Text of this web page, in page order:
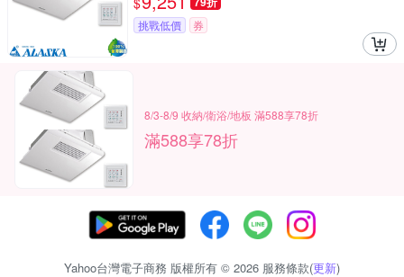
挑戰低價 券
8/3-8/9 收納/衛浴/地板 滿588享78折
滿588享78折
Yahoo台灣電子商務 版權所有 © 2026 服務條款(更新)